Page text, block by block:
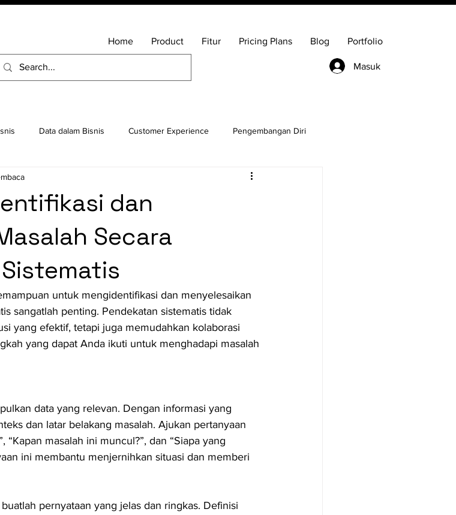
Home Product Fitur Pricing Plans Blog Portfolio
Masuk
Data dalam Bisnis Customer Experience Pengembangan Diri
Cloud ERP
dan
Secara
untuk mengidentifikasi dan menyelesaikan
sangatlah penting. Pendekatan sistematis tidak
yang efektif, tetapi juga memudahkan kolaborasi
yang dapat Anda ikuti untuk menghadapi masalah
data yang relevan. Dengan informasi yang
dan latar belakang masalah. Ajukan pertanyaan
“Kapan masalah ini muncul?”, dan “Siapa yang
ini membantu menjernihkan situasi dan memberi
pernyataan yang jelas dan ringkas. Definisi